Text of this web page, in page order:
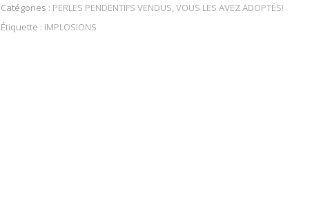
Catégories : PERLES PENDENTIFS VENDUS,VOUS LES AVEZ ADOPTÉS!
Étiquette : IMPLOSIONS